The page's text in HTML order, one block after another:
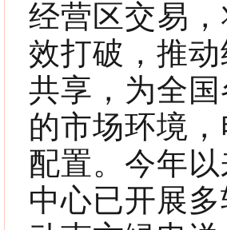
经营区交易
效打破，推
共享，为全
的市场环境
配置。今年
中心已开展